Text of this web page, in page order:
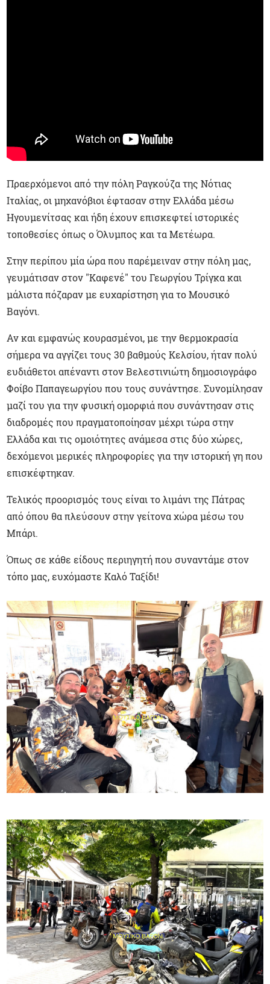
Πραερχόμενοι από την πόλη Ραγκούζα της Νότιας
Ιταλίας, οι μηχανόβιοι έφτασαν στην Ελλάδα μέσω
Ηγουμενίτσας και ήδη έχουν επισκεφτεί ιστορικές
τοποθεσίες όπως ο Όλυμπος και τα Μετέωρα.
Στην περίπου μία ώρα που παρέμειναν στην πόλη μας,
γευμάτισαν στον "Καφενέ" του Γεωργίου Τρίγκα και
μάλιστα πόζαραν με ευχαρίστηση για το Μουσικό
Βαγόνι.
Αν και εμφανώς κουρασμένοι, με την θερμοκρασία
σήμερα να αγγίζει τους 30 βαθμούς Κελσίου, ήταν πολύ
ευδιάθετοι απέναντι στον Βελεστινιώτη δημοσιογράφο
Φοίβο Παπαγεωργίου που τους συνάντησε. Συνομίλησαν
μαζί του για την φυσική ομορφιά που συνάντησαν στις
διαδρομές που πραγματοποίησαν μέχρι τώρα στην
Ελλάδα και τις ομοιότητες ανάμεσα στις δύο χώρες,
δεχόμενοι μερικές πληροφορίες για την ιστορική γη που
επισκέφτηκαν.
Τελικός προορισμός τους είναι το λιμάνι της Πάτρας
από όπου θα πλεύσουν στην γείτονα χώρα μέσω του
Μπάρι.
Όπως σε κάθε είδους περιηγητή που συναντάμε στον
τόπο μας, ευχόμαστε Καλό Ταξίδι!